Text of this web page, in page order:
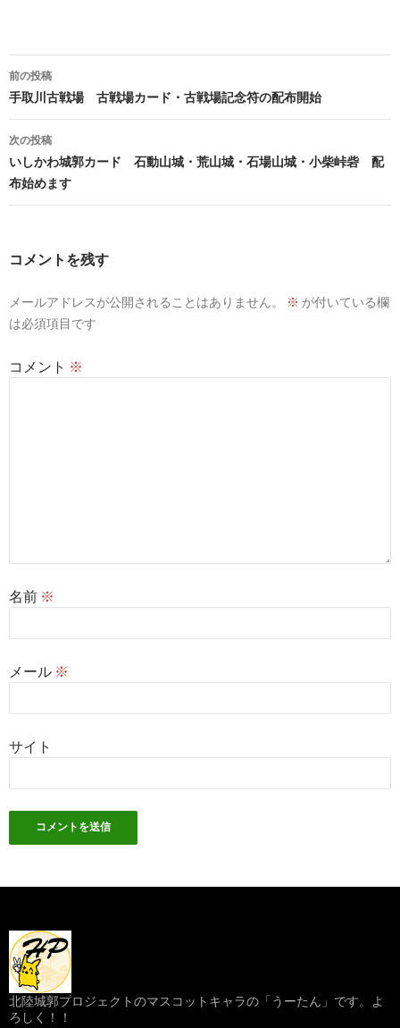
投
稿
ナ
ビ
ゲ
シ
ン
前の投稿
手取川古戦場 古戦場カード・古戦場記念符の配布開始
次の投稿
いしかわ城郭カード 石動山城・荒山城・石場山城・小柴峠砦 配
布始めます
コメントを残す
メールアドレスが公開されることはありません。 ※ が付いている欄
は必須項目です
コメント ※
名前 ※
メール ※
サイト
北陸城郭プロジェクトのマスコットキャラの「うーたん」です。よ
ろしく！！